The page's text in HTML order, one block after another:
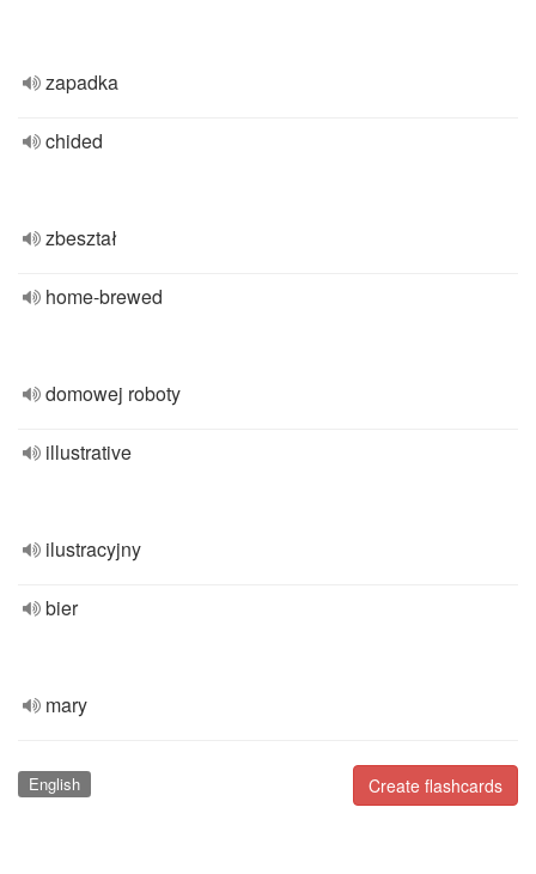
zapadka
chided
zbeształ
home-brewed
domowej roboty
illustrative
ilustracyjny
bier
mary
Create flashcards
English